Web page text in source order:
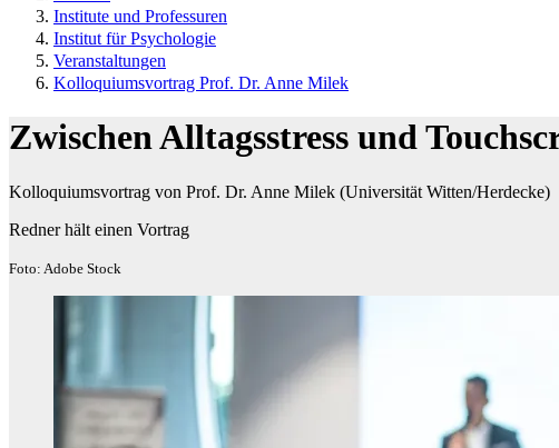
Institute und Professuren
Institut für Psychologie
Veranstaltungen
Kolloquiumsvortrag Prof. Dr. Anne Milek
Zwischen Alltagsstress und
Kolloquiumsvortrag von Prof. Dr. Anne Milek (Universität Witten/Herdecke)
Redner hält einen Vortrag
Foto: Adobe Stock